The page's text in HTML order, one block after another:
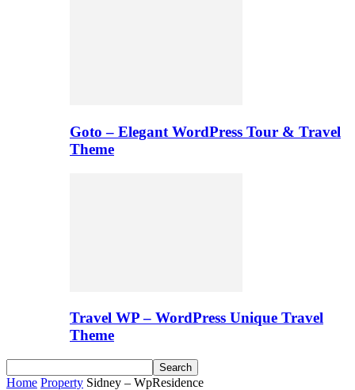
Goto – Elegant WordPress Tour & Travel
Theme
Travel WP – WordPress Unique Travel
Theme
Home Property Sidney – WpResidence